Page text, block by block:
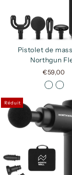
Pistolet de
Northgun
€59,00
Réduit